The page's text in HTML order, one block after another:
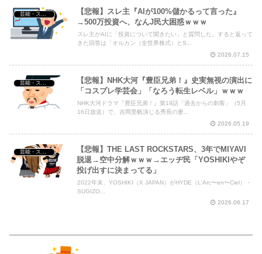
芸能・スポーツ・Youtuber
【悲報】スレ主『AIが100%儲かるって言った』
→500万投資へ、なんJ民大困惑ｗｗｗ
スレ主がAIに「投資について聞きたい」と質問した。すると返って
きた回答は「オルカン（全世界株式）とS...
2026.07.15
芸能・スポーツ・Youtuber
【悲報】NHK大河『豊臣兄弟！』史実無視の演出に
「コスプレ学芸会」「なろう転生レベル」ｗｗｗ
NHK大河ドラマ『豊臣兄弟！』第19話「過去からの刺客」（5月
16日放送）で、吉岡里帆演じる秀長の妻...
2026.05.19
芸能・スポーツ・Youtuber
【悲報】THE LAST ROCKSTARS、3年でMIYAVI
脱退→空中分解ｗｗｗ→エッヂ民「YOSHIKIやぞ
投げ出すに決まってる」
2022年末、YOSHIKI（X JAPAN）がHYDE（L'Arc〜en〜Ciel）・
SUGIZO...
2026.06.17